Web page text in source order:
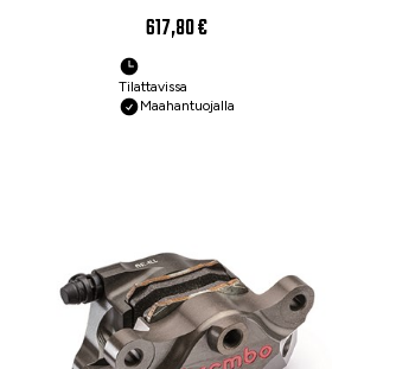
617,80 €
Tilattavissa
Maahantuojalla